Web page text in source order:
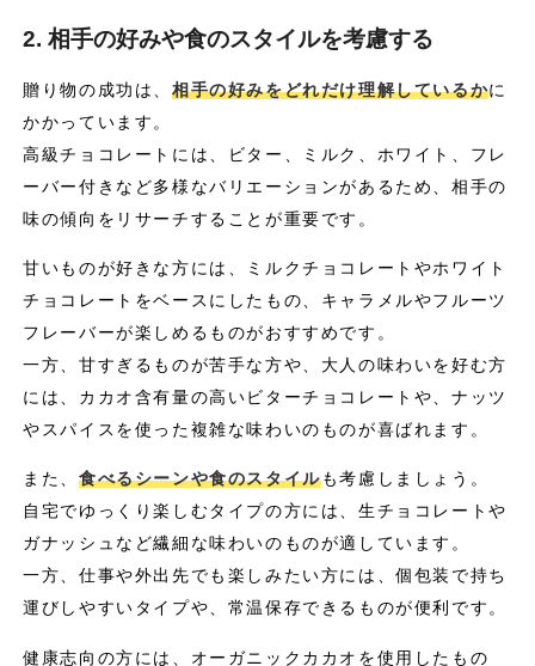
2. 相手の好みや食のスタイルを考慮する
贈り物の成功は、 相手の好みをどれだけ理解しているかに
かかっています。
高級チョコレートには、ビター、ミルク、ホワイト、フレ
ーバー付きなど多様なバリエーションがあるため、相手の
味の傾向をリサーチすることが重要です。
甘いものが好きな方には、ミルクチョコレートやホワイト
チョコレートをベースにしたもの、キャラメルやフルーツ
フレーバーが楽しめるものがおすすめです。
一方、甘すぎるものが苦手な方や、大人の味わいを好む方
には、カカオ含有量の高いビターチョコレートや、ナッツ
やスパイスを使った複雑な味わいのものが喜ばれます。
また、 食べるシーンや食のスタイルも考慮しましょう。
自宅でゆっくり楽しむタイプの方には、生チョコレートや
ガナッシュなど繊細な味わいのものが適しています。
一方、仕事や外出先でも楽しみたい方には、個包装で持ち
運びしやすいタイプや、常温保存できるものが便利です。
健康志向の方には、オーガニックカカオを使用したもの